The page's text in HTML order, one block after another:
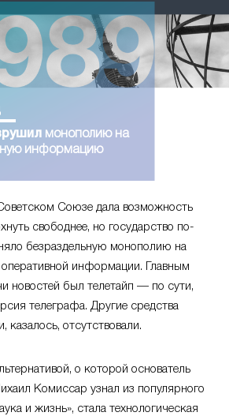
монополию на
информацию
Союзе дала возможность
свободнее, но государство по-
безраздельную монополию на
информации. Главным
новостей был телетайп — по сути,
телеграфа. Другие средства
казалось, отсутствовали.
о которой основатель
Комиссар узнал из популярного
и жизнь», стала технологическая